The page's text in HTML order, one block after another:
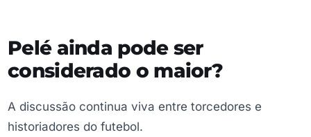
Pelé ainda pode ser
considerado o maior?
A discussão continua viva entre torcedores e
historiadores do futebol.